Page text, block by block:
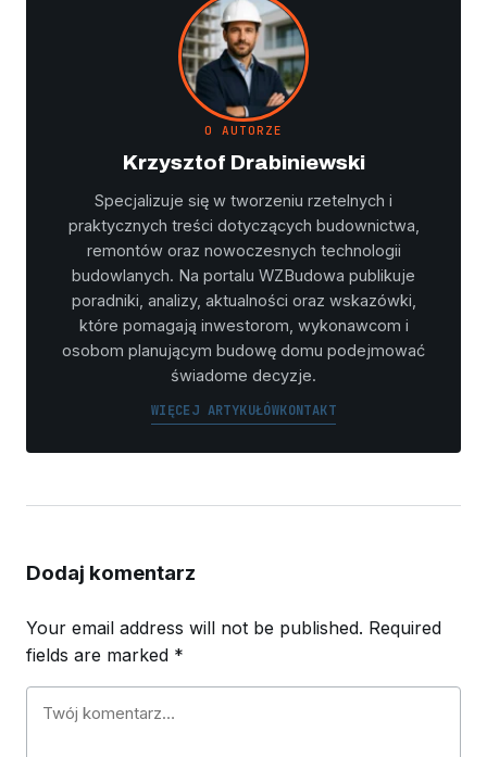
O AUTORZE
Krzysztof Drabiniewski
Specjalizuje się w tworzeniu rzetelnych i
praktycznych treści dotyczących budownictwa,
remontów oraz nowoczesnych technologii
budowlanych. Na portalu WZBudowa publikuje
poradniki, analizy, aktualności oraz wskazówki,
które pomagają inwestorom, wykonawcom i
osobom planującym budowę domu podejmować
świadome decyzje.
WIĘCEJ ARTYKUŁÓWKONTAKT
Dodaj komentarz
Your email address will not be published. Required
fields are marked *